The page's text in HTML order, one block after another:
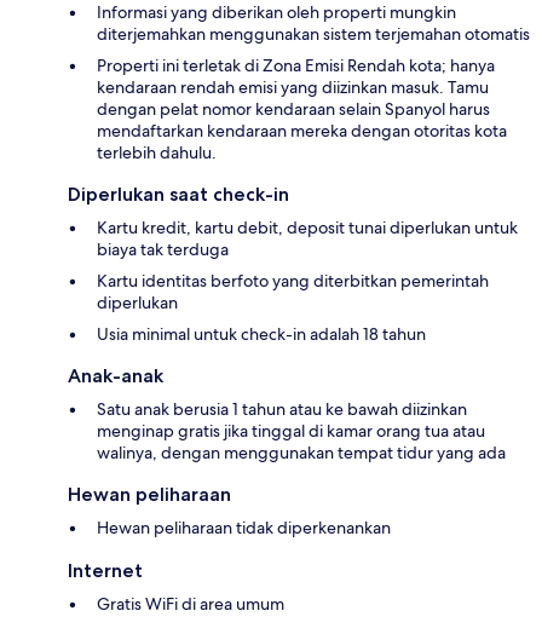
Informasi yang diberikan oleh properti mungkin
diterjemahkan menggunakan sistem terjemahan otomatis
Properti ini terletak di Zona Emisi Rendah kota; hanya
kendaraan rendah emisi yang diizinkan masuk. Tamu
dengan pelat nomor kendaraan selain Spanyol harus
mendaftarkan kendaraan mereka dengan otoritas kota
terlebih dahulu.
Diperlukan saat check-in
Kartu kredit, kartu debit, deposit tunai diperlukan untuk
biaya tak terduga
Kartu identitas berfoto yang diterbitkan pemerintah
diperlukan
Usia minimal untuk check-in adalah 18 tahun
Anak-anak
Satu anak berusia 1 tahun atau ke bawah diizinkan
menginap gratis jika tinggal di kamar orang tua atau
walinya, dengan menggunakan tempat tidur yang ada
Hewan peliharaan
Hewan peliharaan tidak diperkenankan
Internet
Gratis WiFi di area umum